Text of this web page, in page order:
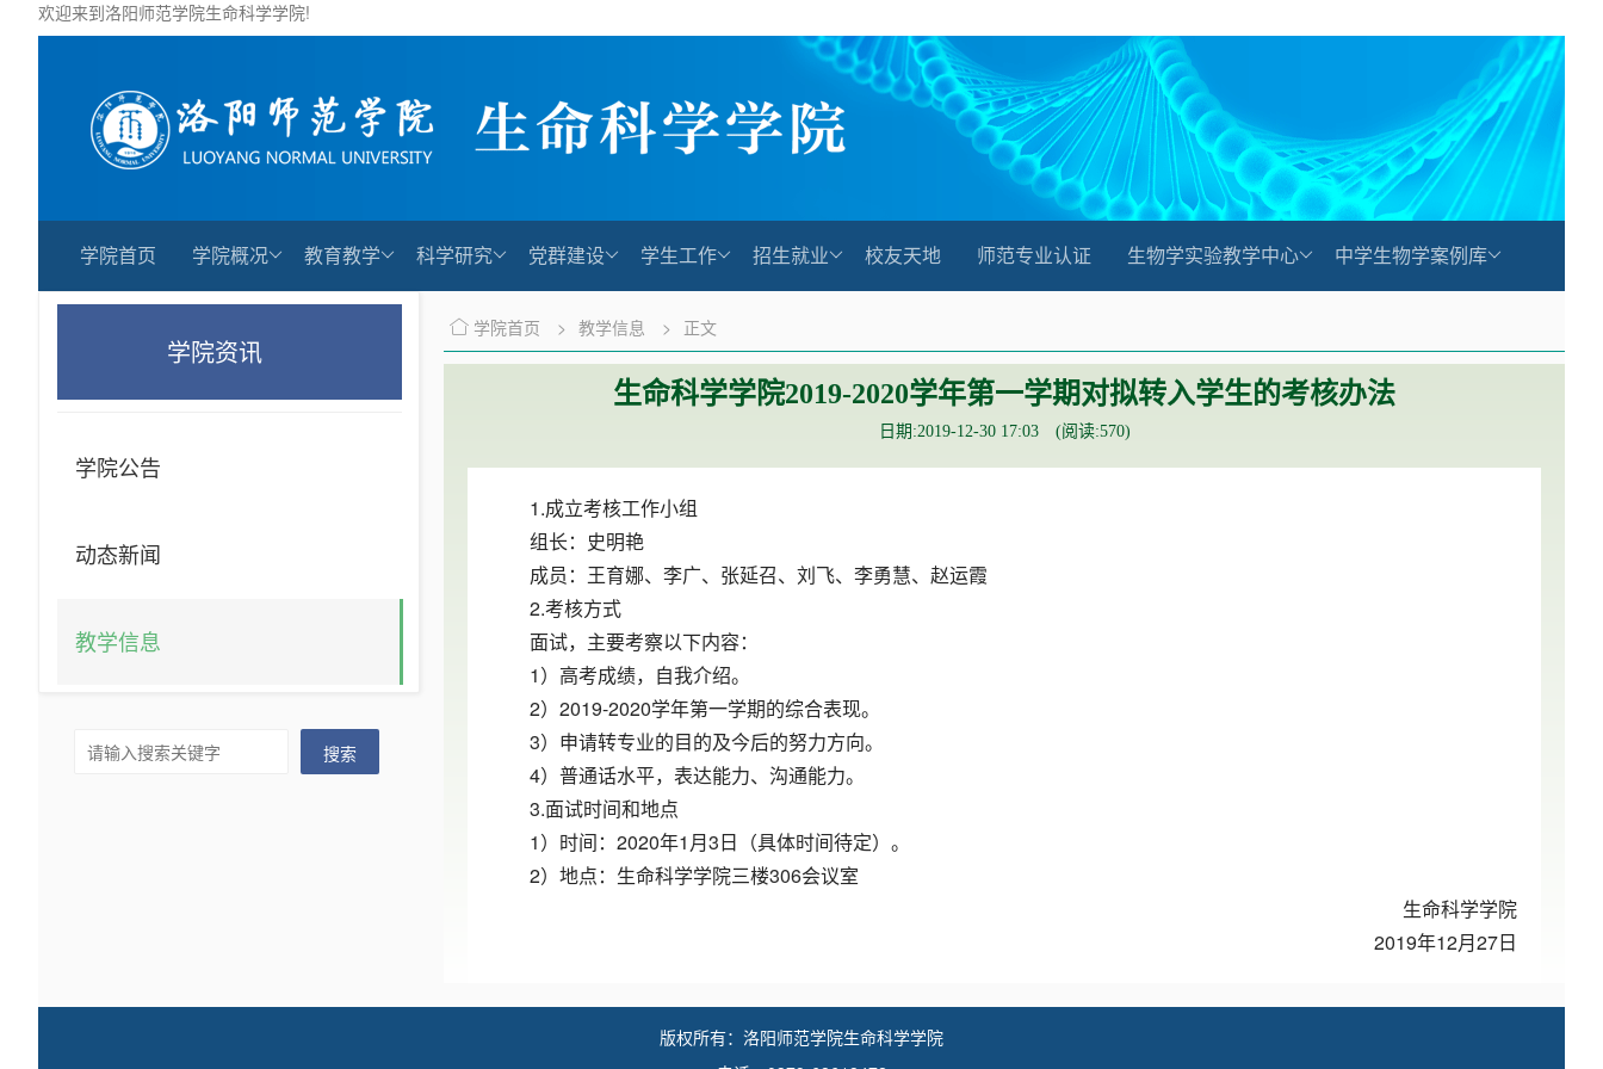
欢迎来到洛阳师范学院生命科学学院!
学院首页 学院概况 教育教学 科学研究 党群建设 学生工作 招生就业 校友天地 师范专业认证 生物学实验教学中心 中学生物学案例库
学院资讯
学院公告
动态新闻
教学信息
搜索
学院首页 > 教学信息 > 正文
生命科学学院2019-2020学年第一学期对拟转入学生的考核办法
日期:2019-12-30 17:03 (阅读:570)
1.成立考核工作小组
组长：史明艳
成员：王育娜、李广、张延召、刘飞、李勇慧、赵运霞
2.考核方式
面试，主要考察以下内容：
1）高考成绩，自我介绍。
2）2019-2020学年第一学期的综合表现。
3）申请转专业的目的及今后的努力方向。
4）普通话水平，表达能力、沟通能力。
3.面试时间和地点
1）时间：2020年1月3日（具体时间待定）。
2）地点：生命科学学院三楼306会议室
生命科学学院
2019年12月27日
版权所有：洛阳师范学院生命科学学院